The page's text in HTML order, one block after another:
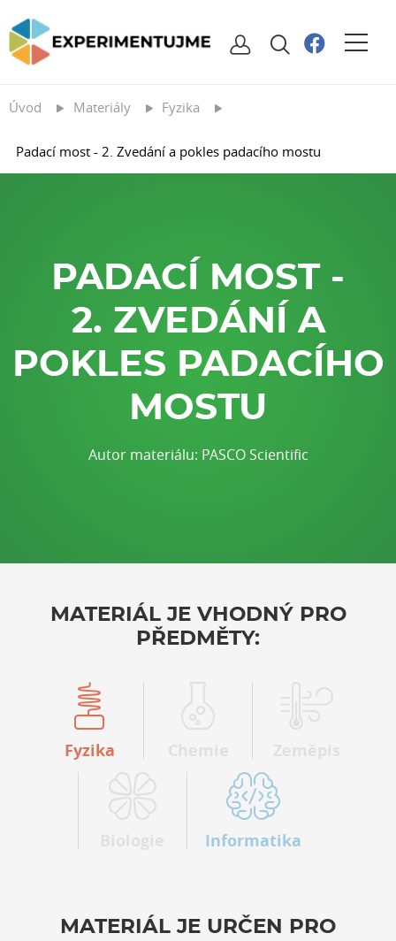
Úvod Materiály Fyzika
Padací most - 2. Zvedání a pokles padacího mostu
PADACÍ MOST -
2. ZVEDÁNÍ A
POKLES PADACÍHO
MOSTU
Autor materiálu: PASCO Scientific
MATERIÁL JE VHODNÝ PRO
PŘEDMĚTY:
Fyzika
Informatika
MATERIÁL JE URČEN PRO